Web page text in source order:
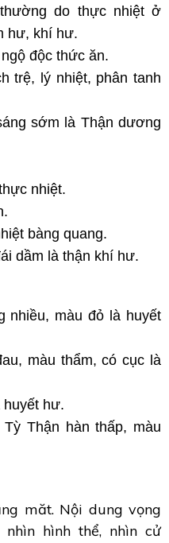
do thực nhiệt ở
hư, khí hư.
độc thức ăn.
trệ, lý nhiệt, phân tanh
sớm là Thận dương
nhiệt.
bàng quang.
dầm là thận khí hư.
màu đỏ là huyết
màu thẩm, có cục là
huyết hư.
Thận hàn thấp, màu
măt. Nội dung vọng
nhìn hình thể, nhìn cử